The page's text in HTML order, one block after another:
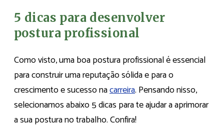
5 dicas para desenvolver
postura profissional
Como visto, uma boa postura profissional é essencial
para construir uma reputação sólida e para o
crescimento e sucesso nacarreira. Pensando nisso,
selecionamos abaixo 5 dicas para te ajudar a aprimorar
a sua postura no trabalho. Confira!